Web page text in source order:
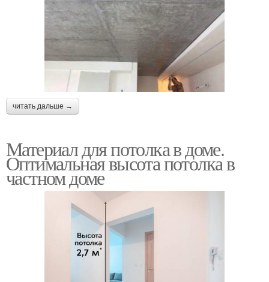
читать дальше →
Материал для потолка в доме.
Оптимальная высота потолка в
частном доме